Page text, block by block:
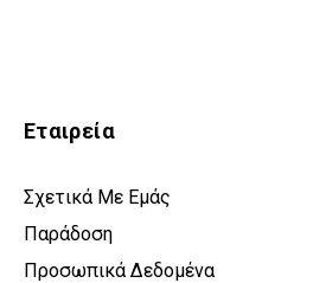
Εταιρεία
Σχετικά Με Εμάς
Παράδοση
Προσωπικά Δεδομένα